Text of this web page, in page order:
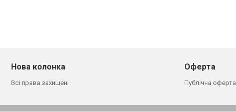
Нова колонка
Всі права захищені
Оферта
Публічна оферта